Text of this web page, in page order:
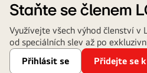
Staňte se členem
Využívejte všech výhod členství v
od speciálních slev až po
Přihlásit se
Přidejte se